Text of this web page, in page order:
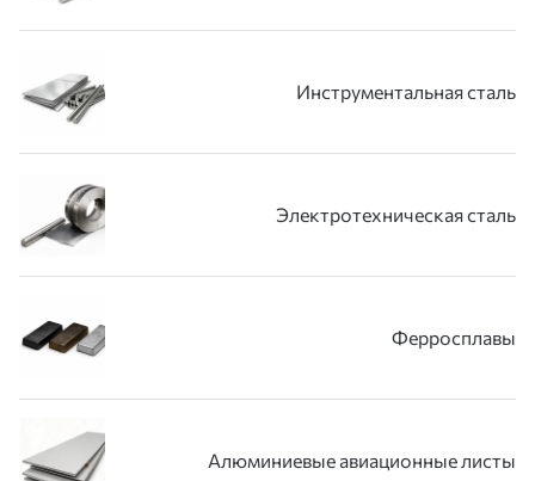
Инструментальная сталь
Электротехническая сталь
Ферросплавы
Алюминиевые авиационные листы